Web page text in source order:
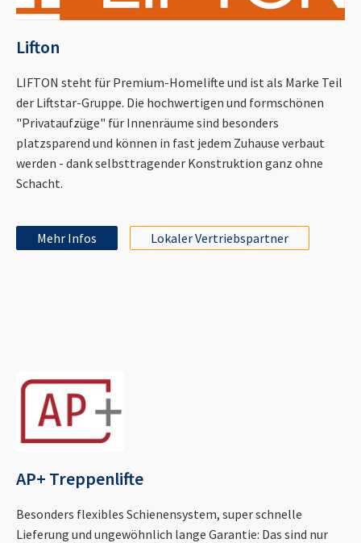
Lifton
LIFTON steht für Premium-Homelifte und ist als Marke Teil
der Liftstar-Gruppe. Die hochwertigen und formschönen
"Privataufzüge" für Innenräume sind besonders
platzsparend und können in fast jedem Zuhause verbaut
werden - dank selbsttragender Konstruktion ganz ohne
Schacht.
Mehr Infos Lokaler Vertriebspartner
AP+ Treppenlifte
Besonders flexibles Schienensystem, super schnelle
Lieferung und ungewöhnlich lange Garantie: Das sind nur